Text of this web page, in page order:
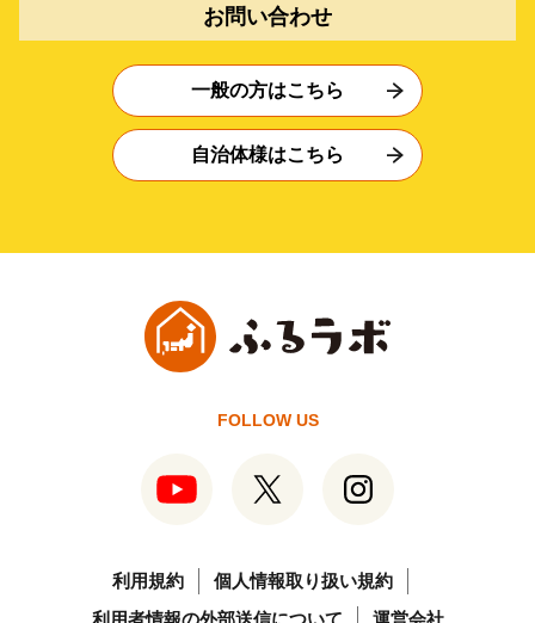
お問い合わせ
一般の方はこちら
自治体様はこちら
FOLLOW US
利用規約
個人情報取り扱い規約
利用者情報の外部送信について
運営会社